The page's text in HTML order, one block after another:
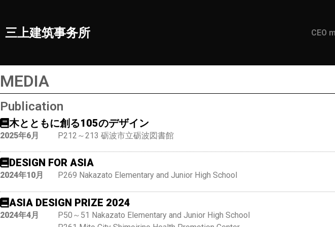
三上建筑事务所 CEO
MEDIA
Publication
木とともに創る105のデザイン
2025年6月 P212～213 砺波市立砺波図書館
DESIGN FOR ASIA
2024年10月 P269 Nakazato Elementary and Junior High School
ASIA DESIGN PRIZE 2024
2024年4月
P50～51 Nakazato Elementary and Junior High School